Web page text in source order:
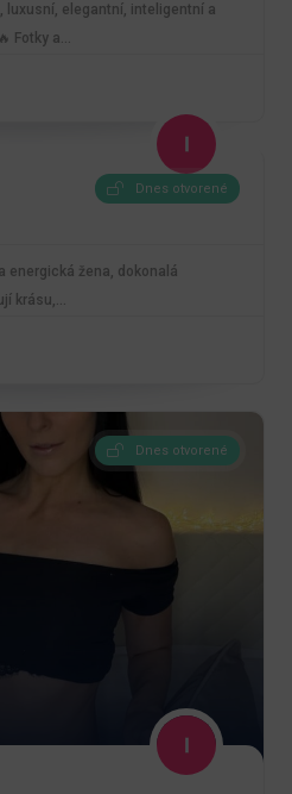
luxusní, elegantní, inteligentní a
Fotky a…
Dnes otvorené
energická žena, dokonalá
krásu,…
Dnes otvorené